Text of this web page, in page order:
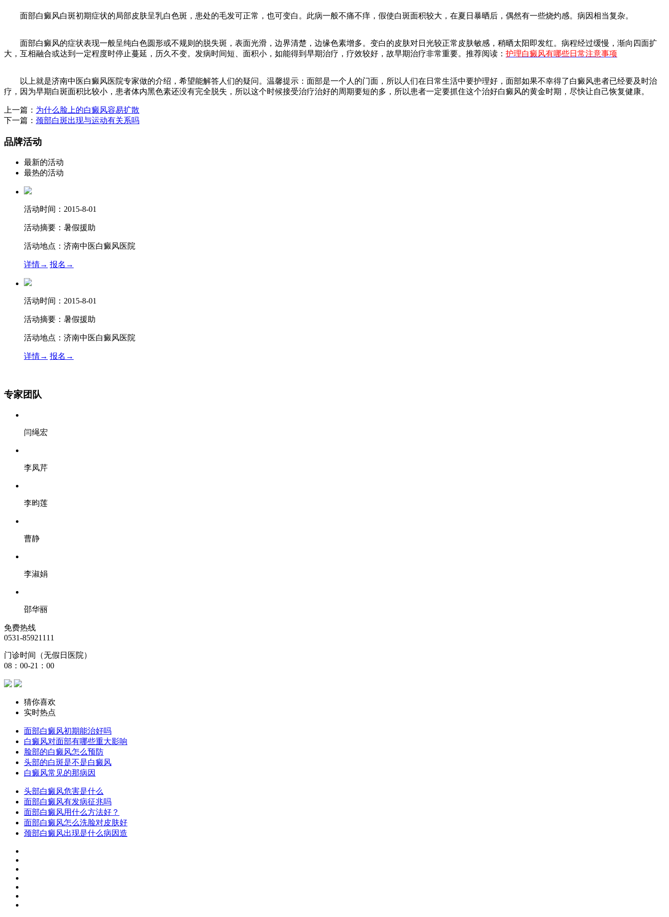
面部白癜风白斑初期症状的局部皮肤呈乳白色斑，患处的毛发可正常，也可变白。此病一般不痛不痒，假使白斑面积较大，在夏日暴晒后，偶然有一些烧灼感。病因相当复杂。
面部白癜风的症状表现一般呈纯白色圆形或不规则的脱失斑，表面光滑，边界清楚，边缘色素增多。变白的皮肤对日光较正常皮肤敏感，稍晒太阳即发红。病程经过缓慢，渐向四面扩
大，互相融合或达到一定程度时停止蔓延，历久不变。发病时间短、面积小，如能得到早期治疗，疗效较好，故早期治疗非常重要。推荐阅读： 护理白癜风有哪些日常注意事项
以上就是济南中医白癜风医院专家做的介绍，希望能解答人们的疑问。温馨提示：面部是一个人的门面，所以人们在日常生活中要护理好，面部如果不幸得了白癜风患者已经要及时治
疗，因为早期白斑面积比较小，患者体内黑色素还没有完全脱失，所以这个时候接受治疗治好的周期要短的多，所以患者一定要抓住这个治好白癜风的黄金时期，尽快让自己恢复健康。
上一篇： 为什么脸上的白癜风容易扩散
下一篇： 颈部白斑出现与运动有关系吗
品牌活动
最新的活动
最热的活动
活动时间： 2015-8-01
活动摘要： 暑假援助
活动地点： 济南中医白癜风医院
详情→ 报名→
活动时间： 2015-8-01
活动摘要： 暑假援助
活动地点： 济南中医白癜风医院
详情→ 报名→
专家团队
闫绳宏
李凤芹
李昀莲
曹静
李淑娟
邵华丽
免费热线
0531-85921111
门诊时间（无假日医院）
08：00-21：00
猜你喜欢
实时热点
面部白癜风初期能治好吗
白癜风对面部有哪些重大影响
脸部的白癜风怎么预防
头部的白斑是不是白癜风
白癜风常见的那病因
头部白癜风危害是什么
面部白癜风有发病征兆吗
面部白癜风用什么方法好？
面部白癜风怎么洗脸对皮肤好
颈部白癜风出现是什么病因造